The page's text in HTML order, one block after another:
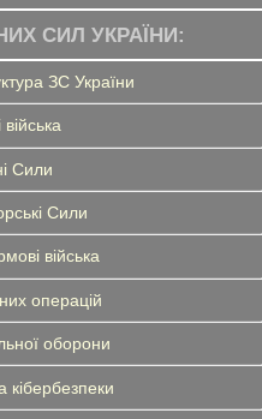
СИЛ УКРАЇНИ:
ЗС України
Сили
Сили
війська
операцій
оборони
кібербезпеки